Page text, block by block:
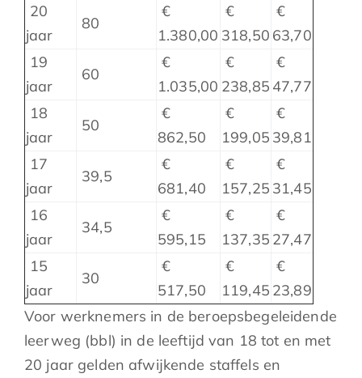
20
jaar
80
€
1.380,00
€
318,50
€
63,70
19
jaar
60
€
1.035,00
€
238,85
€
47,77
18
jaar
50
€
862,50
€
199,05
€
39,81
17
jaar
39,5
€
681,40
€
157,25
€
31,45
16
jaar
34,5
€
595,15
€
137,35
€
27,47
15
jaar
30
€
517,50
€
119,45
€
23,89
Voor werknemers in de beroepsbegeleidende
leerweg (bbl) in de leeftijd van 18 tot en met
20 jaar gelden afwijkende staffels en